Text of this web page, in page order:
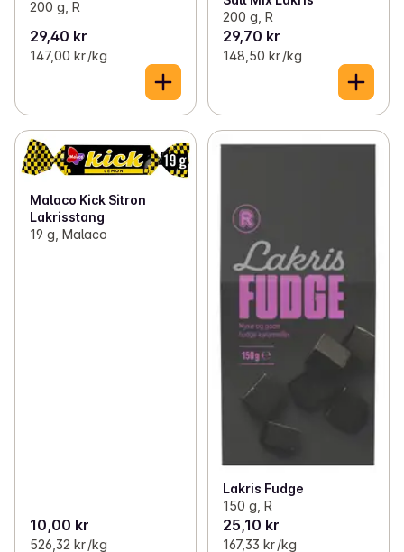
200 g, R
29,40 kr
147,00 kr /kg
200 g, R
29,70 kr
148,50 kr /kg
Malaco Kick Sitron
Lakrisstang
19 g, Malaco
10,00 kr
526,32 kr /kg
Lakris Fudge
150 g, R
25,10 kr
167,33 kr /kg